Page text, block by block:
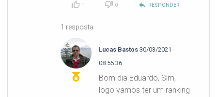
reply RESPONDER
0
1
1 resposta
Lucas Bastos 30/03/2021 -
08:55:36
Bom dia Eduardo, Sim,
logo vamos ter um ranking